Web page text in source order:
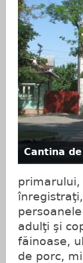
Cantina
adulţi şi
făinoase,
de porc,